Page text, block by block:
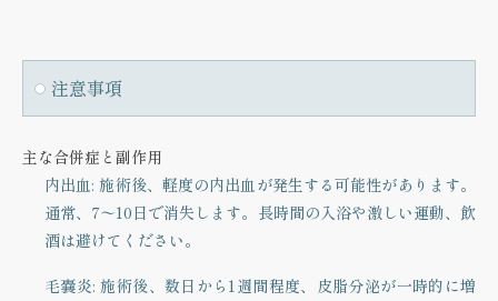
注意事項
主な合併症と副作用
内出血: 施術後、軽度の内出血が発生する可能性があります。
通常、7〜10日で消失します。長時間の入浴や激しい運動、飲
酒は避けてください。
毛嚢炎: 施術後、数日から1週間程度、皮脂分泌が一時的に増